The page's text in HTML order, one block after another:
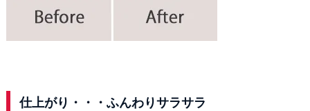
仕上がり・・・ふんわりサラサラ